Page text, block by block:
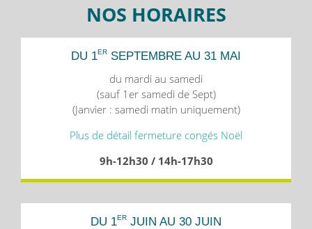
NOS HORAIRES
DU 1ER SEPTEMBRE AU 31 MAI
du mardi au samedi
(sauf 1er samedi de Sept)
(Janvier : samedi matin uniquement)
Plus de détail fermeture congés Noël
9h-12h30 / 14h-17h30
DU 1ER JUIN AU 30 JUIN